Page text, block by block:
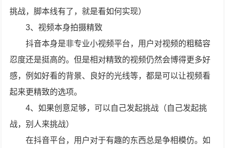
挑战，脚本线有了，就是看如何实现）
3、视频本身拍摄精致
抖音本身是非专业小视频平台，用户对视频的粗糙容
忍度还是挺高的。但是相对精致的视频仍然会博得更多好
感，例如好看的背景、良好的光线等，都是可以让视频看
起来更精致的选项。
4、如果创意足够，可以自己发起挑战（自己发起挑
战，别人来挑战）
在抖音平台，用户对于有趣的东西总是争相模仿。如